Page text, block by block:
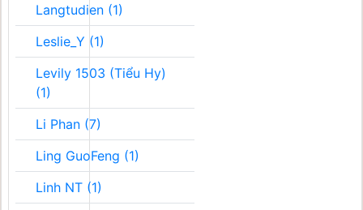
Langtudien (1)
Leslie_Y (1)
Levily 1503 (Tiểu Hy)
(1)
Li Phan (7)
Ling GuoFeng (1)
Linh NT (1)